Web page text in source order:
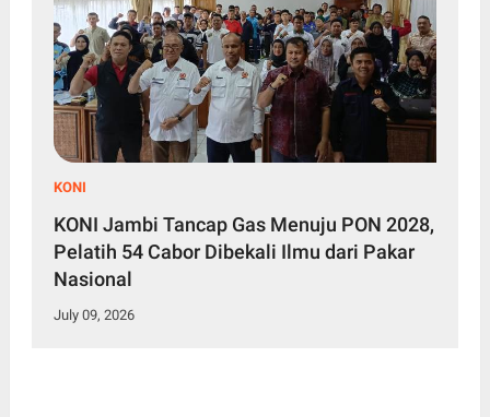
KONI
KONI Jambi Tancap Gas Menuju PON 2028,
Pelatih 54 Cabor Dibekali Ilmu dari Pakar
Nasional
July 09, 2026